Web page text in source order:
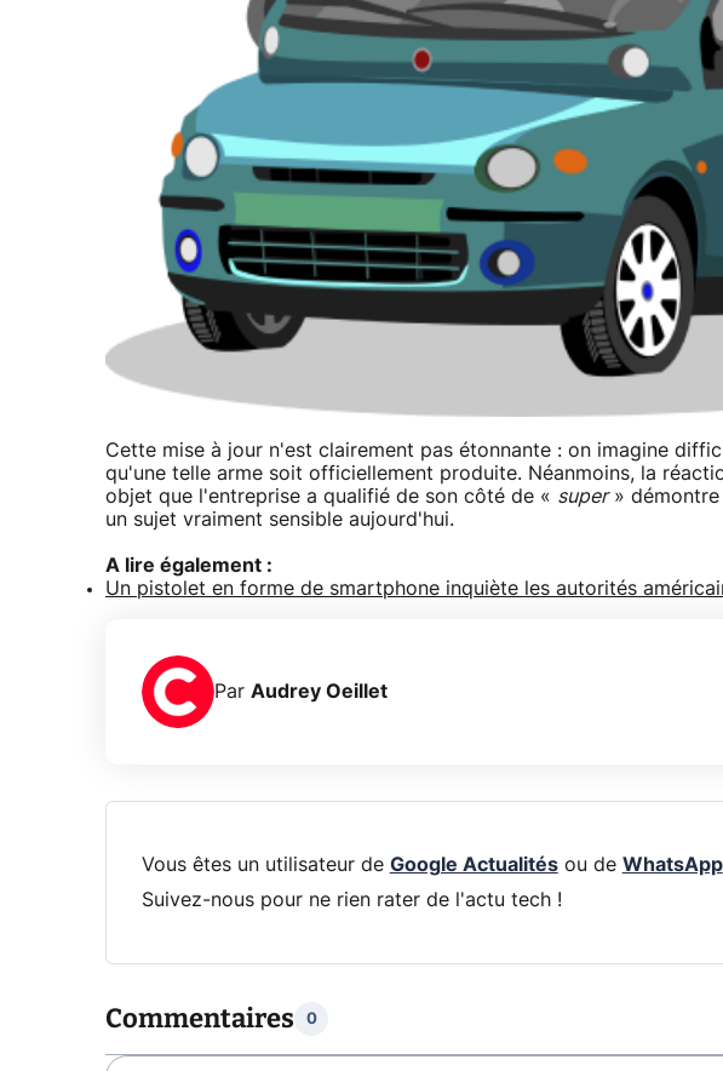
Cette mise à jour n'est clairement pas étonnante : on imagine
qu'une telle arme soit officiellement produite. Néanmoins, la
objet que l'entreprise a qualifié de son côté de « super» démontre
un sujet vraiment sensible aujourd'hui.
A lire également :
Un pistolet en forme de smartphone inquiète les autorités
Par Audrey Oeillet
Vous êtes un utilisateur de Google Actualitésou de WhatsApp
Suivez-nous pour ne rien rater de l'actu tech !
Commentaires 0